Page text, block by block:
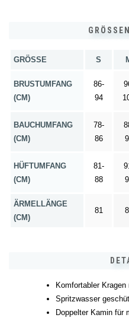
GRÖSSE S
BRUSTUMFANG
(CM)
86-
94
BAUCHUMFANG
(CM)
78-
86
HÜFTUMFANG
(CM)
81-
88
ÄRMELLÄNGE
(CM)
81
Komfortabler
Spritzwasser
Doppelter Kamin für